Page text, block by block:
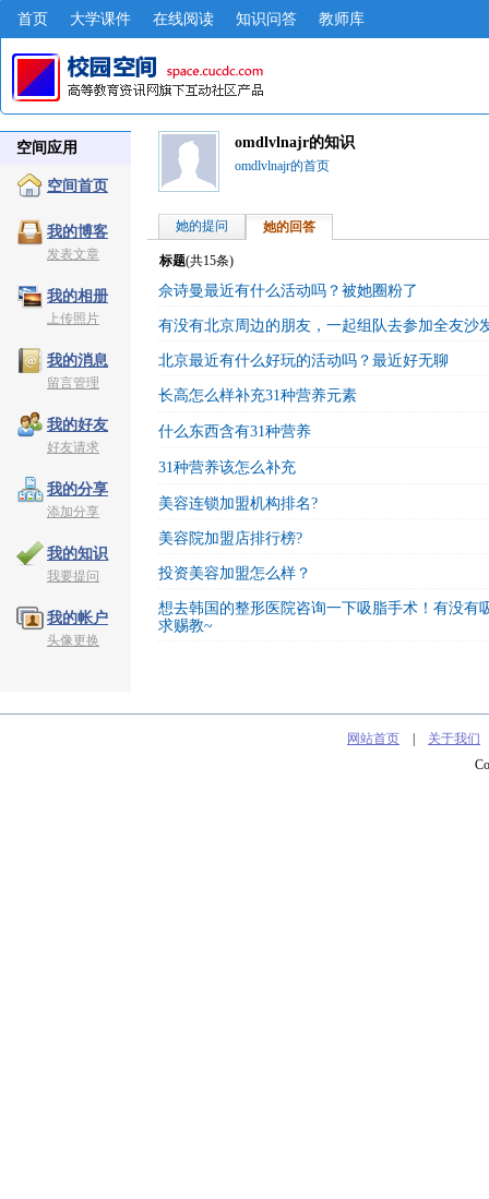
首页 大学课件 在线阅读 知识问答 教师库
空间应用
空间首页
我的博客
发表文章
我的相册
上传照片
我的消息
留言管理
我的好友
好友请求
我的分享
添加分享
我的知识
我要提问
我的帐户
头像更换
omdlvlnajr的知识
omdlvlnajr的首页
她的提问 她的回答
标题(共15条)
佘诗曼最近有什么活动吗？被她圈粉了
有没有北京周边的朋友，一起组队去参加全友沙
北京最近有什么好玩的活动吗？最近好无聊
长高怎么样补充31种营养元素
什么东西含有31种营养
31种营养该怎么补充
美容连锁加盟机构排名?
美容院加盟店排行榜?
投资美容加盟怎么样？
想去韩国的整形医院咨询一下吸脂手术！有没有
求赐教~
网站首页 关于我们